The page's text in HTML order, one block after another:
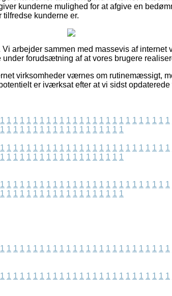
kunderne mulighed for at afgive en
kunderne er.
arbejder sammen med massevis af
forudsætning af at vores brugere
virksomheder værnes om rutinemæssigt,
er iværksat efter at vi sidst
1 1 1 1 1 1 1 1 1 1 1 1 1 1 1 1 1 1 1 1 1 1 1 1 1 1
1 1 1 1 1 1 1 1 1 1 1 1 1 1 1 1 1 1 1
1 1 1 1 1 1 1 1 1 1 1 1 1 1 1 1 1 1 1 1 1 1 1 1 1 1
1 1 1 1 1 1 1 1 1 1 1 1 1 1 1 1 1 1 1
1 1 1 1 1 1 1 1 1 1 1 1 1 1 1 1 1 1 1 1 1 1 1 1 1 1
1 1 1 1 1 1 1 1 1 1 1 1 1 1 1 1 1 1 1
1 1 1 1 1 1 1 1 1 1 1 1 1 1 1 1 1 1 1 1 1 1 1 1 1 1
1 1 1 1 1 1 1 1 1 1 1 1 1 1 1 1 1 1 1 1 1 1 1 1 1 1